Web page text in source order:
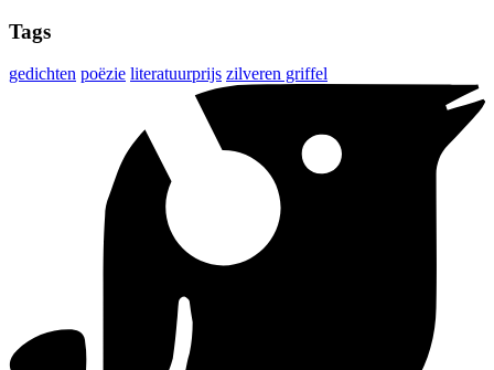
Tags
gedichten poëzie literatuurprijs zilveren griffel